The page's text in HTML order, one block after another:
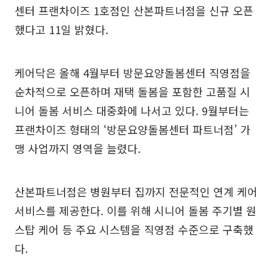
센터 프랜차이즈 1호점인 산본파트너점을 신규 오픈
했다고 11일 밝혔다.
케어닥은 올해 4월부터 방문요양돌봄센터 직영점을
순차적으로 오픈하며 재택 돌봄을 포함한 고품질 시
니어 돌봄 서비스 대중화에 나서고 있다. 9월부터는
프랜차이즈 형태의 ‘방문요양돌봄센터 파트너점’ 가
맹 사업까지 영역을 늘렸다.
산본파트너점은 병원부터 집까지 전문적인 연계 케어
서비스를 제공한다. 이를 위해 시니어 돌봄 주기별 원
스탑 케어 등 주요 시스템을 직영점 수준으로 구축했
다.